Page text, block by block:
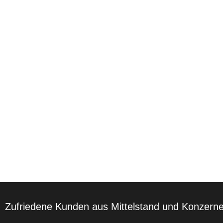
Zufriedene Kunden aus Mittelstand und